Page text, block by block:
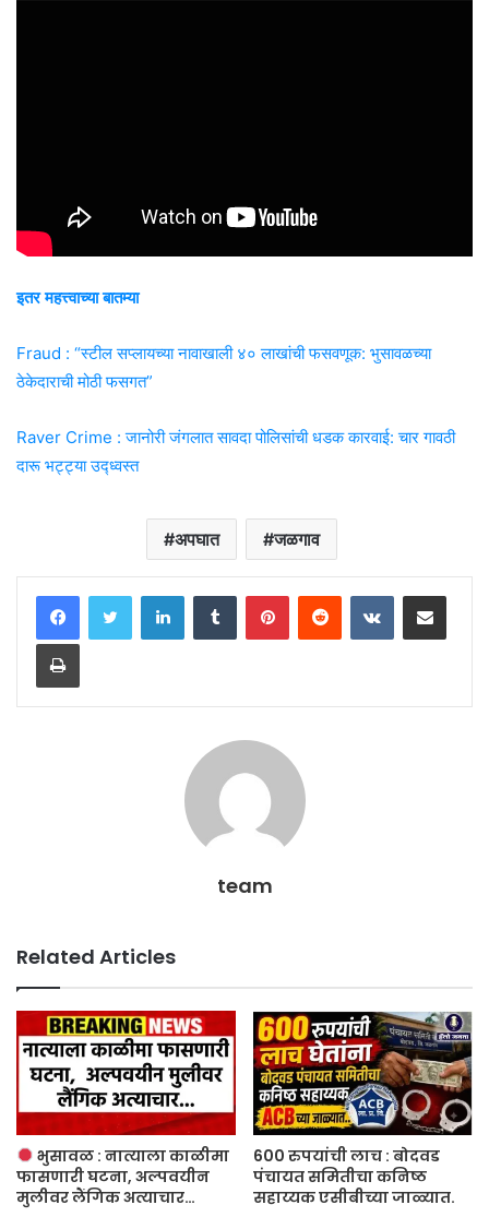
इतर महत्त्वाच्या बातम्या
Fraud : “स्टील सप्लायच्या नावाखाली ४० लाखांची फसवणूक: भुसावळच्या
ठेकेदाराची मोठी फसगत”
Raver Crime : जानोरी जंगलात सावदा पोलिसांची धडक कारवाई: चार गावठी
दारू भट्ट्या उद्ध्वस्त
अपघात जळगाव
LinkedInTumblr PinterestReddit VKontakteShare via Email
Print
team
Related Articles
भुसावळ : नात्याला काळीमा
फासणारी घटना, अल्पवयीन
मुलीवर लैंगिक अत्याचार…
600 रुपयांची लाच : बोदवड
पंचायत समितीचा कनिष्ठ
सहाय्यक एसीबीच्या जाळ्यात.